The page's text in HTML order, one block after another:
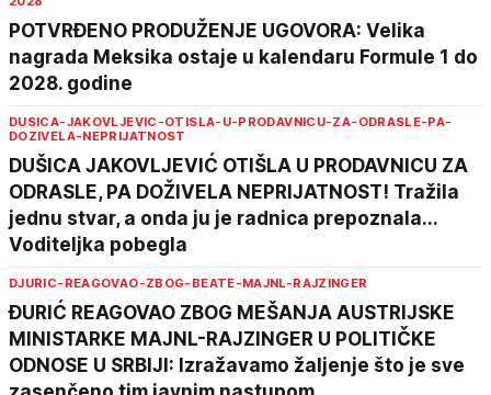
POTVRĐENO PRODUŽENJE UGOVORA: Velika
nagrada Meksika ostaje u kalendaru Formule 1 do
2028. godine
DUSICA-JAKOVLJEVIC-OTISLA-U-PRODAVNICU-ZA-ODRASLE-PA-
DOZIVELA-NEPRIJATNOST
DUŠICA JAKOVLJEVIĆ OTIŠLA U PRODAVNICU ZA
ODRASLE, PA DOŽIVELA NEPRIJATNOST! Tražila
jednu stvar, a onda ju je radnica prepoznala...
Voditeljka pobegla
DJURIC-REAGOVAO-ZBOG-BEATE-MAJNL-RAJZINGER
ĐURIĆ REAGOVAO ZBOG MEŠANJA AUSTRIJSKE
MINISTARKE MAJNL-RAJZINGER U POLITIČKE
ODNOSE U SRBIJI: Izražavamo žaljenje što je sve